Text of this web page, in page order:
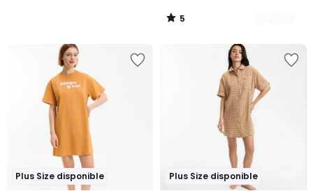
5
/
Plus Size disponible Plus Size disponible